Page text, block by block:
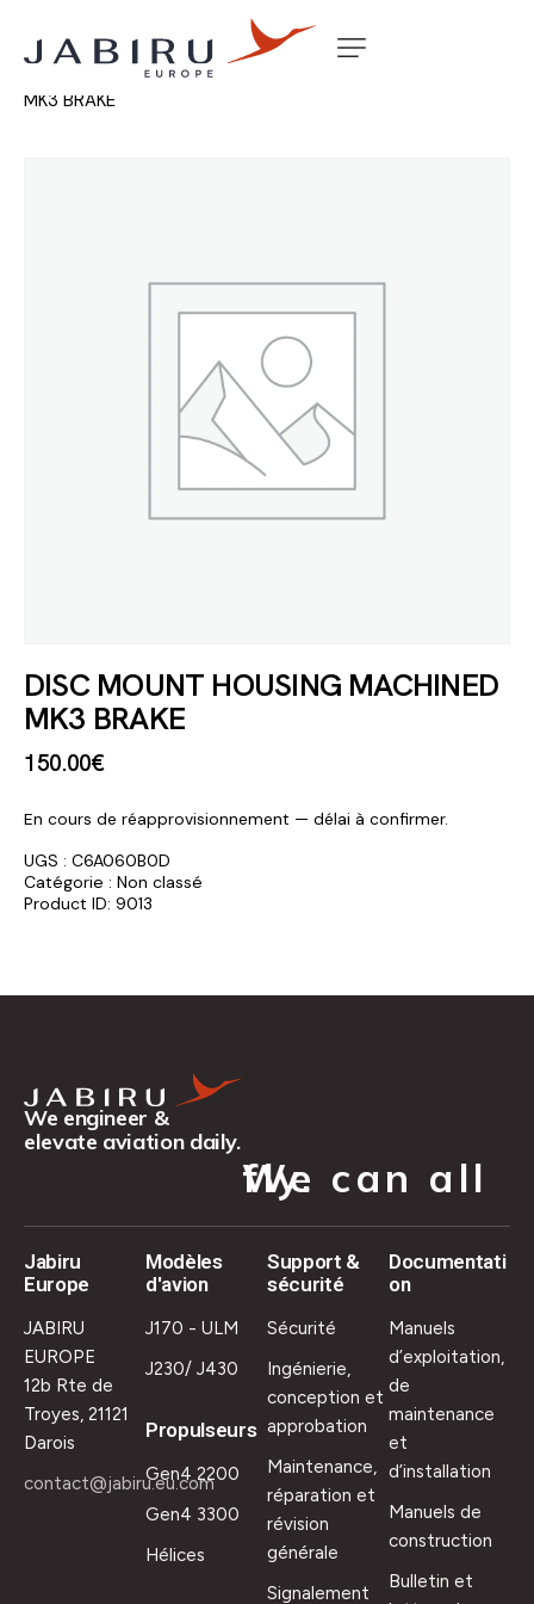
Accueil Non classé
MK3 BRAKE
DISC MOUNT HOUSING MACHINED
MK3 BRAKE
150.00€
En cours de réapprovisionnement — délai à confirmer.
UGS : C6A060B0D
Catégorie : Non classé
Product ID: 9013
We engineer &
elevate aviation daily.
We can all fly.
Jabiru
Europe
JABIRU
EUROPE
12b Rte de
Troyes, 21121
Darois
contact@jabiru.eu.com
Modèles
d'avion
J170 - ULM
J230/ J430
Propulseurs
Gen4 2200
Gen4 3300
Hélices
Support &
sécurité
Sécurité
Ingénierie,
conception et
approbation
Maintenance,
réparation et
révision
générale
Signalement
Documentati
on
Manuels
d’exploitation,
de
maintenance
et
d’installation
Manuels de
construction
Bulletin et